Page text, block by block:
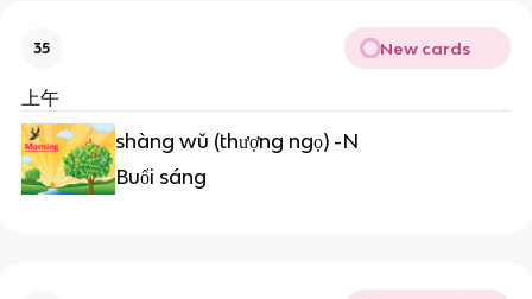
35 New cards
上午
shàng wǔ (thượng ngọ) -N
Buổi sáng